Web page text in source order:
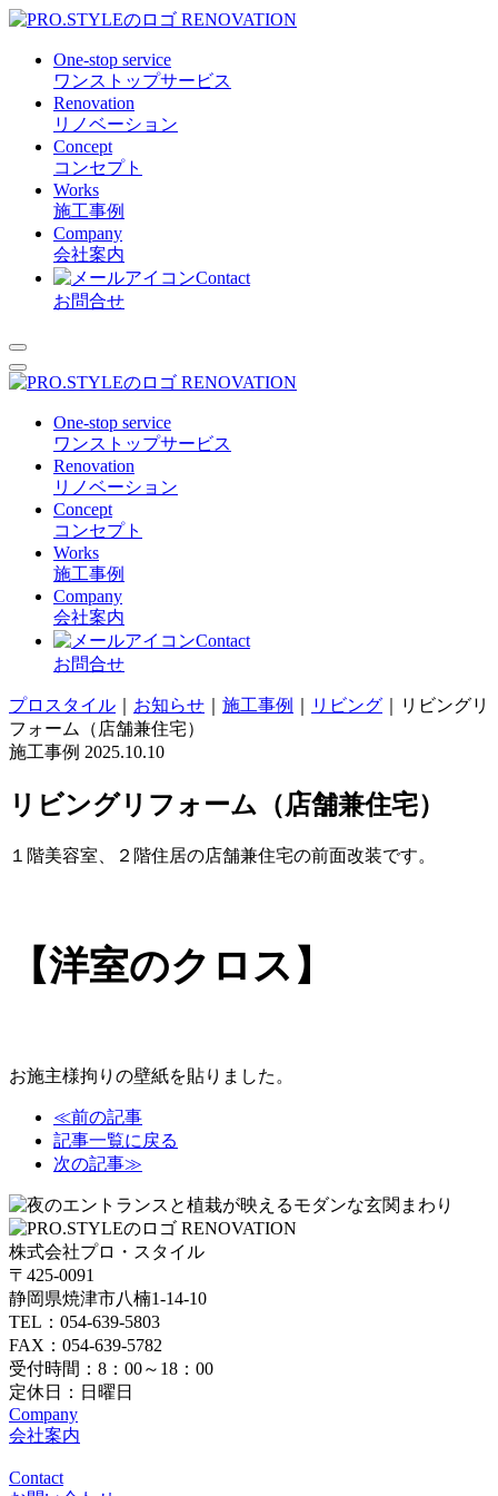
RENOVATION
One-stop service
ワンストップサービス
Renovation
リノベーション
Concept
コンセプト
Works
施工事例
Company
会社案内
Contact
お問合せ
RENOVATION
One-stop service
ワンストップサービス
Renovation
リノベーション
Concept
コンセプト
Works
施工事例
Company
会社案内
Contact
お問合せ
プロスタイル お知らせ 施工事例 リビング
リビングリ
フォーム（店舗兼住宅）
施工事例 2025.10.10
リビングリフォーム（店舗兼住宅）
１階美容室、２階住居の店舗兼住宅の前面改装です。
【洋室のクロス】
お施主様拘りの壁紙を貼りました。
≪前の記事
記事一覧に戻る
次の記事≫
RENOVATION
株式会社プロ・スタイル
〒425-0091
静岡県焼津市八楠1-14-10
TEL：054-639-5803
FAX：054-639-5782
受付時間： 8：00～18：00
定休日：日曜日
Company
会社案内
Contact